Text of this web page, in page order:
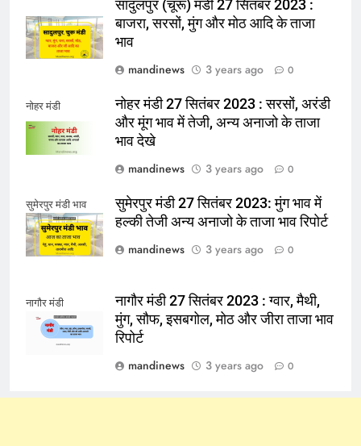
सादुलपुर (चूरू) मंडी 27 सितंबर 2023 :
बाजरा, सरसों, मुंग और मोठ आदि के ताजा
भाव
mandinews
3 years ago 0
नोहर मंडी
नोहर मंडी 27 सितंबर 2023 : सरसों, अरंडी
और मूंग भाव में तेजी, अन्य अनाजो के ताजा
भाव देखे
mandinews
3 years ago 0
सुमेरपुर मंडी भाव
सुमेरपुर मंडी 27 सितंबर 2023: मुंग भाव में
हल्की तेजी अन्य अनाजो के ताजा भाव रिपोर्ट
mandinews
3 years ago 0
नागौर मंडी
नागौर मंडी 27 सितंबर 2023 : ग्वार, मैथी,
मुंग, सौफ, इसबगोल, मोठ और जीरा ताजा भाव
रिपोर्ट
mandinews
3 years ago 0